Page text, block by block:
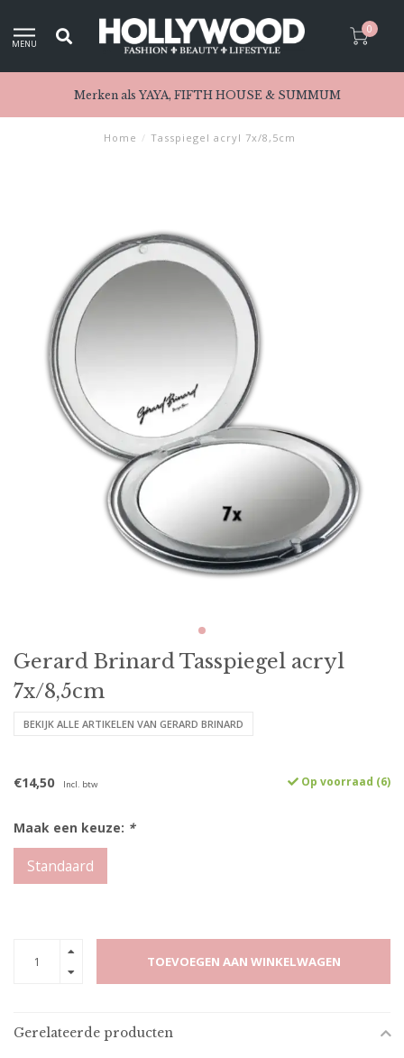
MENU
0
Merken als YAYA, FIFTH HOUSE & SUMMUM
Home / Tasspiegel acryl 7x/8,5cm
Gerard Brinard Tasspiegel acryl
7x/8,5cm
BEKIJK ALLE ARTIKELEN VAN GERARD BRINARD
€14,50 Incl. btw Op voorraad (6)
Maak een keuze: *
Standaard
TOEVOEGEN AAN WINKELWAGEN
Gerelateerde producten